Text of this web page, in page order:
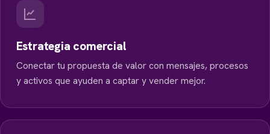
Estrategia comercial
Conectar tu propuesta de valor con mensajes, procesos
y activos que ayuden a captar y vender mejor.